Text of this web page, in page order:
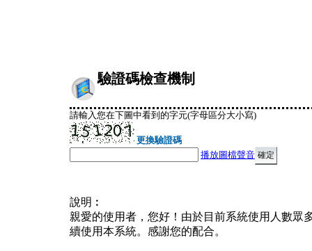
驗證碼檢查機制
請輸入您在下圖中看到的字元(字母區分大小寫)
更換驗證碼
播放圖檔聲音
說明︰
親愛的使用者，您好！由於目前系統使用人數眾
續使用本系統。感謝您的配合。